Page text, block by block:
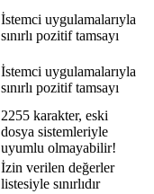
İstemci uygulamalarıyla
sınırlı pozitif tamsayı
İstemci uygulamalarıyla
sınırlı pozitif tamsayı
2255 karakter, eski
dosya sistemleriyle
uyumlu olmayabilir!
İzin verilen değerler
listesiyle sınırlıdır